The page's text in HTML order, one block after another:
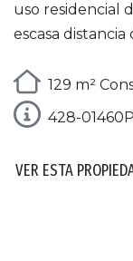
uso residencial
escasa distancia
129 m²
428-01460P
VER ESTA